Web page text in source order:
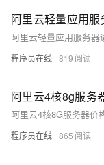
程序员在线 819
程序员在线 865